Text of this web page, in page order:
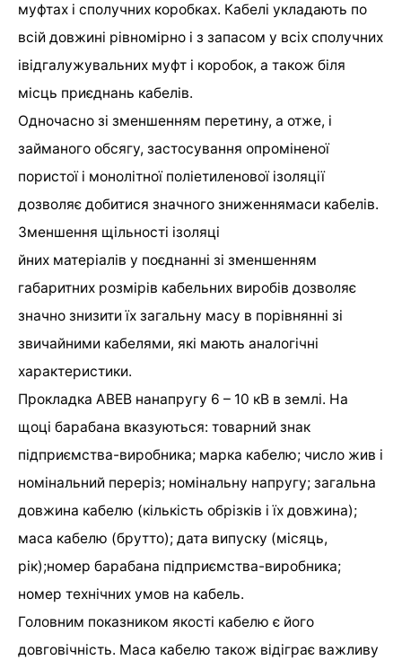
муфтах і сполучних коробках. Кабелі укладають по
всій довжині рівномірно і з запасом у всіх сполучних
івідгалужувальних муфт і коробок, а також біля
місць приєднань кабелів.
Одночасно зі зменшенням перетину, а отже, і
займаного обсягу, застосування опроміненої
пористої і монолітної поліетиленової ізоляції
дозволяє добитися значного зниженнямаси кабелів.
Зменшення щільності ізоляці
йних матеріалів у поєднанні зі зменшенням
габаритних розмірів кабельних виробів дозволяє
значно знизити їх загальну масу в порівнянні зі
звичайними кабелями, які мають аналогічні
характеристики.
Прокладка АВЕВ нанапругу 6 – 10 кВ в землі. На
щоці барабана вказуються: товарний знак
підприємства-виробника; марка кабелю; число жив і
номінальний переріз; номінальну напругу; загальна
довжина кабелю (кількість обрізків і їх довжина);
маса кабелю (брутто); дата випуску (місяць,
рік);номер барабана підприємства-виробника;
номер технічних умов на кабель.
Головним показником якості кабелю є його
довговічність. Маса кабелю також відіграє важливу